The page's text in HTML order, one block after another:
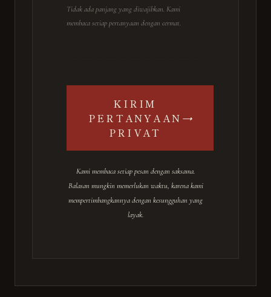
Tidak ada panjang yang diwajibkan. Kami
membaca setiap pertanyaan dengan cermat.
KIRIM
PERTANYAAN
PRIVAT
→
Kami membaca setiap pesan dengan saksama.
Balasan mungkin memerlukan waktu, karena kami
mempertimbangkannya dengan kesungguhan yang
layak.